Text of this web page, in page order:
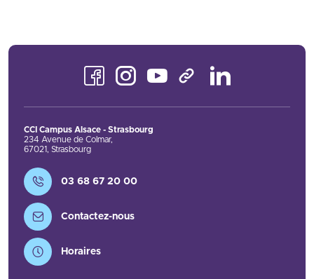
FacebookInstagramYoutube TikTok
CCI Campus Alsace - Strasbourg
234 Avenue de Colmar,
67021, Strasbourg
Contact
03 68 67 20 00
Contactez-nous
Horaires